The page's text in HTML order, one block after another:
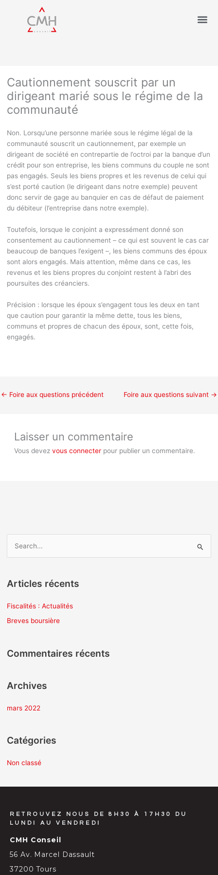
Cautionnement souscrit par un
dirigeant marié sous le régime de la
communauté
Non. Lorsqu’une personne mariée sous le régime légal de la
communauté souscrit un cautionnement, par exemple un
dirigeant de société en contrepartie de l’octroi par la banque d’un
crédit pour son entreprise, les biens communs du couple ne sont
pas engagés. Seuls les biens propres et les revenus de celui qui
s’est porté caution (le dirigeant dans notre exemple) peuvent
donc servir de gage au banquier en cas de défaut de paiement
du débiteur (l’entreprise dans notre exemple).
Toutefois, lorsque le conjoint a expressément donné son
consentement au cautionnement – ce qui est souvent le cas car
beaucoup de banques l’exigent –, les biens communs des époux
sont alors engagés. Mais attention, même dans ce cas, les
revenus et les biens propres du conjoint restent à l’abri des
poursuites des créanciers.
Précision : lorsque les époux s’engagent tous les deux en tant
que caution pour garantir la même dette, tous les biens,
communs et propres de chacun des époux, sont, cette fois,
engagés.
← Foire aux questions précédent Foire aux questions suivant →
Laisser un commentaire
Vous devezvous connecter pour publier un commentaire.
h
e
Articles récents
Fiscalités : Actualités
Breves boursière
Commentaires récents
Archives
mars 2022
Catégories
Non classé
RETROUVEZ NOUS DE 8H30 À 17H30 DU
LUNDI AU VENDREDI
CMH Conseil
56 Av. Marcel Dassault
37200 Tours